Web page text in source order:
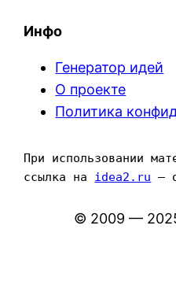
Инфо
Генератор идей
О проекте
Политика
При использовании
ссылка на idea2.ru —
© 2009 —